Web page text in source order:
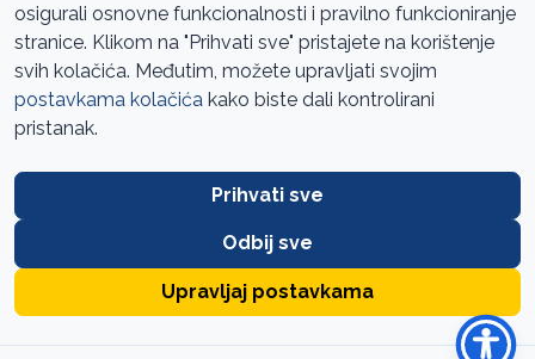
Pristup informacijama
Mapa sajta
Oglasi
FAQ
URED ZA REVIZIJU INSTITUCIJA BOSNE I HERCEGOVINE // SIK
osigurali osnovne funkcionalnosti i pravilno funkcioniranje
stranice. Klikom na "Prihvati sve" pristajete na korištenje
svih kolačića. Međutim, možete upravljati svojim
postavkama kolačića kako biste dali kontrolirani
pristanak.
Prihvati sve
Odbij sve
Upravljaj postavkama